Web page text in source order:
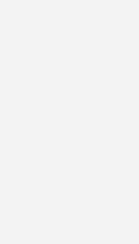
KG
widerrufen und eine Abmeldung ist
zum Umgang mit Daten finden Sie